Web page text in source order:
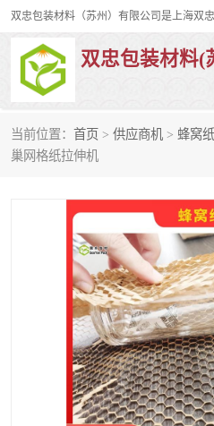
双忠包装材料(
当前位置： 首页 > 供应商机 > 蜂窝纸
巢网格纸拉伸机
打孔缠绕膜
裹包网兜
托盘捆绑带